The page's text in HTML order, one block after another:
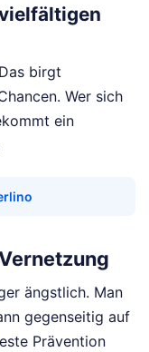
birgt
Wer sich
ein
ängstlich. Man
gegenseitig auf
Prävention